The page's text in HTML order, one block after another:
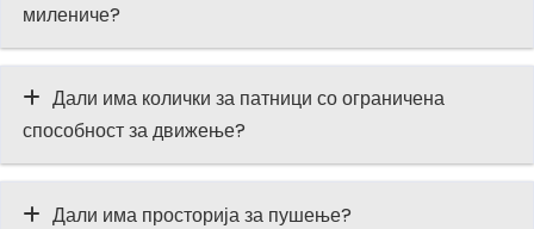
милениче?
Дали има колички за патници со ограничена
способност за движење?
Дали има просторија за пушење?